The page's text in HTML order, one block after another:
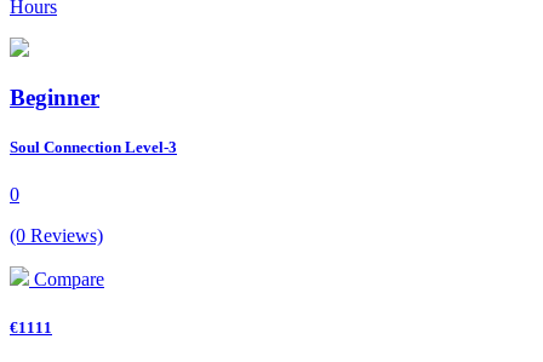
Hours
Beginner
Soul Connection Level-3
0
(0 Reviews)
Compare
€1111